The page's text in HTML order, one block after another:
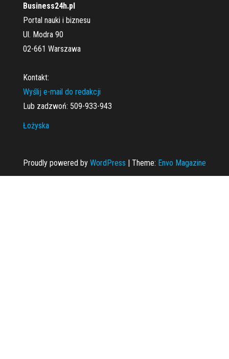
Business24h.pl
Portal nauki i biznesu
Ul. Modra 90
02-661 Warszawa
Kontakt:
Wyślij e-mail do redakcji
Lub zadzwoń: 509-933-943
Łożyska
Proudly powered by WordPress | Theme: Envo Magazine